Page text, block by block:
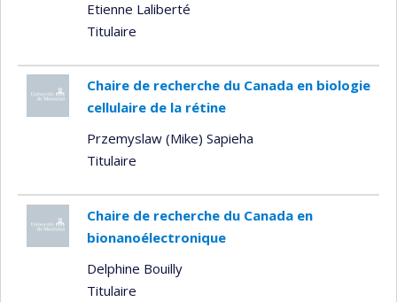
Etienne Laliberté
Titulaire
Chaire de recherche du Canada en biologie
cellulaire de la rétine
Przemyslaw (Mike) Sapieha
Titulaire
Chaire de recherche du Canada en
bionanoélectronique
Delphine Bouilly
Titulaire